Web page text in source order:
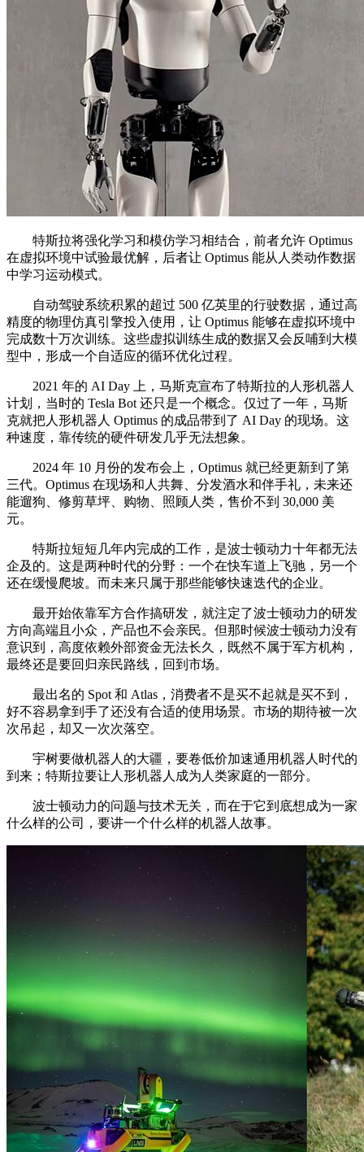
特斯拉将强化学习和模仿学习相结合，前者允许 Optimus
在虚拟环境中试验最优解，后者让 Optimus 能从人类动作数据
中学习运动模式。
自动驾驶系统积累的超过 500 亿英里的行驶数据，通过高
精度的物理仿真引擎投入使用，让 Optimus 能够在虚拟环境中
完成数十万次训练。这些虚拟训练生成的数据又会反哺到大模
型中，形成一个自适应的循环优化过程。
2021 年的 AI Day 上，马斯克宣布了特斯拉的人形机器人
计划，当时的 Tesla Bot 还只是一个概念。仅过了一年，马斯
克就把人形机器人 Optimus 的成品带到了 AI Day 的现场。这
种速度，靠传统的硬件研发几乎无法想象。
2024 年 10 月份的发布会上，Optimus 就已经更新到了第
三代。Optimus 在现场和人共舞、分发酒水和伴手礼，未来还
能遛狗、修剪草坪、购物、照顾人类，售价不到 30,000 美
元。
特斯拉短短几年内完成的工作，是波士顿动力十年都无法
企及的。这是两种时代的分野：一个在快车道上飞驰，另一个
还在缓慢爬坡。而未来只属于那些能够快速迭代的企业。
最开始依靠军方合作搞研发，就注定了波士顿动力的研发
方向高端且小众，产品也不会亲民。但那时候波士顿动力没有
意识到，高度依赖外部资金无法长久，既然不属于军方机构，
最终还是要回归亲民路线，回到市场。
最出名的 Spot 和 Atlas，消费者不是买不起就是买不到，
好不容易拿到手了还没有合适的使用场景。市场的期待被一次
次吊起，却又一次次落空。
宇树要做机器人的大疆，要卷低价加速通用机器人时代的
到来；特斯拉要让人形机器人成为人类家庭的一部分。
波士顿动力的问题与技术无关，而在于它到底想成为一家
什么样的公司，要讲一个什么样的机器人故事。